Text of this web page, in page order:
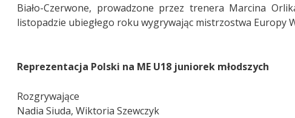
Biało-Czerwone, prowadzone przez trenera Marcina
listopadzie ubiegłego roku wygrywając mistrzostwa Europy
Reprezentacja Polski na ME U18 juniorek młodszych
Rozgrywające
Nadia Siuda, Wiktoria Szewczyk